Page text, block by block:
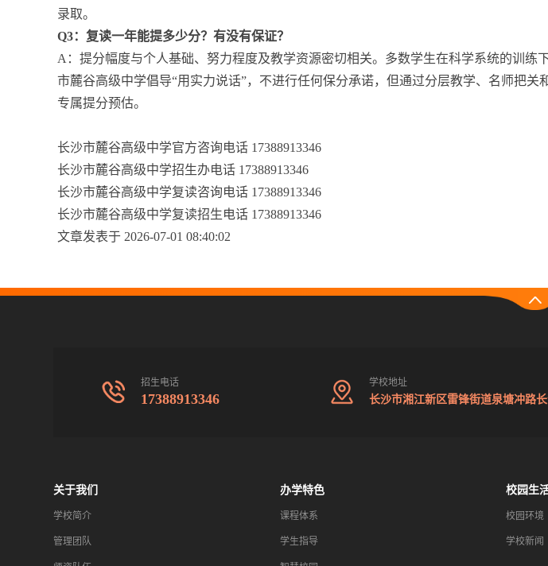
录取。
Q3：复读一年能提多少分？有没有保证？
A：提分幅度与个人基础、努力程度及教学资源密切相关。多数学生在科学系统的训
市麓谷高级中学倡导“用实力说话”，不进行任何保分承诺，但通过分层教学、名师把
专属提分预估。
长沙市麓谷高级中学官方咨询电话 17388913346
长沙市麓谷高级中学招生办电话 17388913346
长沙市麓谷高级中学复读咨询电话 17388913346
长沙市麓谷高级中学复读招生电话 17388913346
文章发表于 2026-07-01 08:40:02
招生电话
17388913346
学校地址
长沙市湘江新区雷锋街道泉塘冲路
关于我们
学校简介
管理团队
办学特色
课程体系
学生指导
校园生
校园环境
学校新闻